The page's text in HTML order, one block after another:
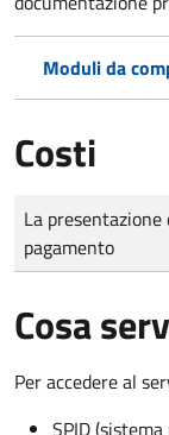
Moduli da
Costi
Tipo di pagamento
Importo
La
pagamento
Cosa
Per accedere al
SPID